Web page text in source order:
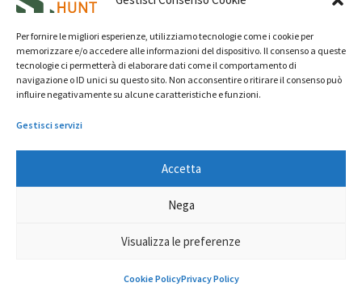
Per fornire le migliori esperienze, utilizziamo tecnologie come i cookie per
memorizzare e/o accedere alle informazioni del dispositivo. Il consenso a queste
tecnologie ci permetterà di elaborare dati come il comportamento di
navigazione o ID unici su questo sito. Non acconsentire o ritirare il consenso può
influire negativamente su alcune caratteristiche e funzioni.
Gestisci servizi
Accetta
Nega
Visualizza le preferenze
Cookie PolicyPrivacy Policy
iVision Communication S.r.l.- P.Iva 04233830407 - REA: RN
331582 Copyright 2026. Tutti i diritti riservati.